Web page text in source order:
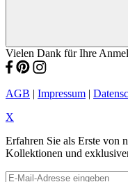
Vielen Dank für Ihre
AGB Impressum
X
Erfahren Sie als Erste von
Kollektionen und